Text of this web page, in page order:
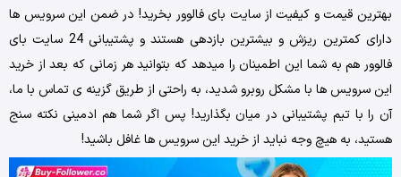
بهترین قیمت و کیفیت از سایت بای فالوور بخرید! در ضمن این سرویس ها
دارای کمترین ریزش و بیشترین بازدهی هستند و پشتیبانی 24 سایت بای
فالوور هم به شما این اطمینان را میدهد که بتوانید هر زمانی که بعد از خرید
این سرویس ها با مشکل روبرو شدید، به راحتی از طریق گزینه ی تماس با ما،
آن را با تیم پشتیبانی در میان بگذارید! پس اگر شما هم ادمینی نکته سنج
هستید، به هیچ وجه نباید از خرید این سرویس ها غافل باشید!